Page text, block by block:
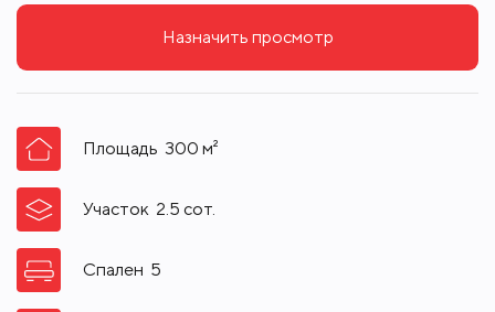
Назначить просмотр
Площадь 300 м²
Участок 2.5 сот.
Спален 5